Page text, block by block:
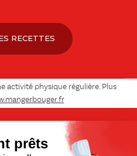
RECETTES
activité physique régulière. Plus